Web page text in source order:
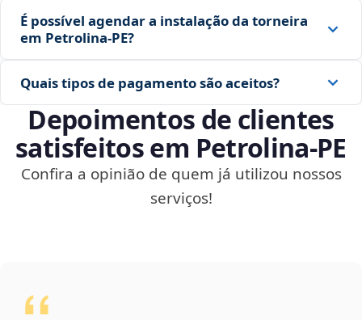
É possível agendar a instalação da torneira
em Petrolina‑PE?
Quais tipos de pagamento são aceitos?
Depoimentos de clientes
satisfeitos em Petrolina‑PE
Confira a opinião de quem já utilizou nossos
serviços!